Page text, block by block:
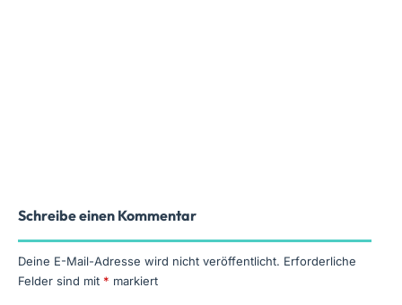
Schreibe einen Kommentar
Deine E-Mail-Adresse wird nicht veröffentlicht. Erforderliche
Felder sind mit * markiert